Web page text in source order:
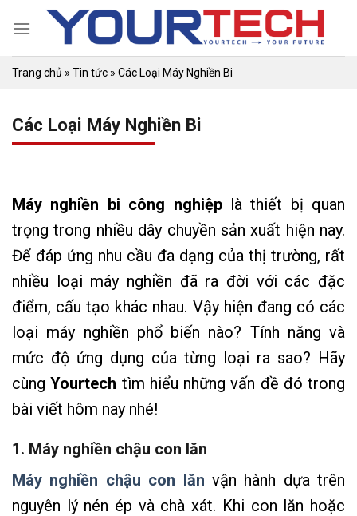
Trang chủ » Tin tức » Các Loại Máy Nghiền Bi
Các Loại Máy Nghiền Bi
Máy nghiền bi công nghiệp là thiết bị quan
trọng trong nhiều dây chuyền sản xuất hiện nay.
Để đáp ứng nhu cầu đa dạng của thị trường, rất
nhiều loại máy nghiền đã ra đời với các đặc
điểm, cấu tạo khác nhau. Vậy hiện đang có các
loại máy nghiền phổ biến nào? Tính năng và
mức độ ứng dụng của từng loại ra sao? Hãy
cùngYourtech tìm hiểu những vấn đề đó trong
bài viết hôm nay nhé!
1. Máy nghiền chậu con lăn
Máy nghiền chậu con lăn vận hành dựa trên
nguyên lý nén ép và chà xát. Khi con lăn hoặc